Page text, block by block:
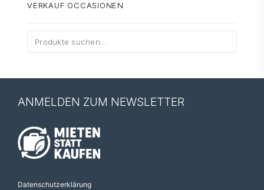
VERKAUF OCCASIONEN
Suche
nach:
ANMELDEN ZUM NEWSLETTER
Datenschutzerklärung